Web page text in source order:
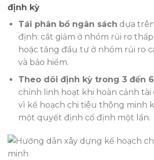
định kỳ
Tái phân bổ ngân sách dựa
định: cắt giảm ở nhóm rủi ro
hoặc tăng đầu tư ở nhóm rủi ro
và bảo hiểm.
Theo dõi định kỳ trong 3 đến
chỉnh linh hoạt khi hoàn cảnh tài
vì kế hoạch chi tiêu thông minh
một quyết định cố định một lần.